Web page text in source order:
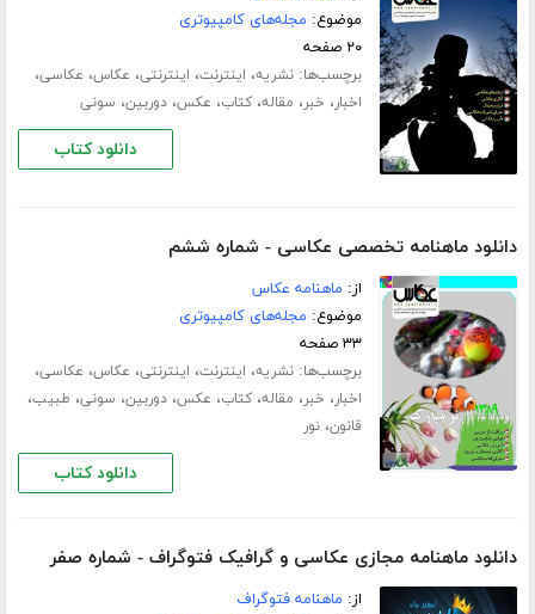
موضوع: مجله‌های کامپیوتری
۲۰ صفحه
برچسب‌ها:نشریه، اینترنت، اینترنتی، عکاس، عکاسی،
اخبار، خبر، مقاله،کتاب، عکس،دوربین، سونی
دانلود کتاب
دانلود ماهنامه تخصصی عکاسی - شماره ششم
از: ماهنامه عکاس
موضوع: مجله‌های کامپیوتری
۳۳ صفحه
برچسب‌ها:نشریه، اینترنت، اینترنتی، عکاس، عکاسی،
اخبار، خبر، مقاله،کتاب، عکس،دوربین، سونی، طبیب،
قانون،نور
دانلود کتاب
دانلود ماهنامه مجازی عکاسی و گرافیک فتوگراف - شماره صفر
از: ماهنامه فتوگراف